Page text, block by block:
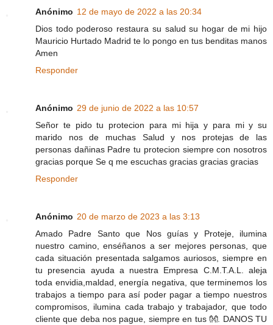
Anónimo 12 de mayo de 2022 a las 20:34
Dios todo poderoso restaura su salud su hogar de mi hijo
Mauricio Hurtado Madrid te lo pongo en tus benditas manos
Amen
Responder
Anónimo 29 de junio de 2022 a las 10:57
Señor te pido tu protecion para mi hija y para mi y su
marido nos de muchas Salud y nos protejas de las
personas dañinas Padre tu protecion siempre con nosotros
gracias porque Se q me escuchas gracias gracias gracias
Responder
Anónimo 20 de marzo de 2023 a las 3:13
Amado Padre Santo que Nos guías y Proteje, ilumina
nuestro camino, enséñanos a ser mejores personas, que
cada situación presentada salgamos auriosos, siempre en
tu presencia ayuda a nuestra Empresa C.M.T.A.L. aleja
toda envidia,maldad, energía negativa, que terminemos los
trabajos a tiempo para así poder pagar a tiempo nuestros
compromisos, ilumina cada trabajo y trabajador, que todo
cliente que deba nos pague, siempre en tus 👐. DANOS TU